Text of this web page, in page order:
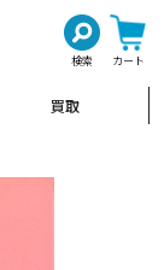
検索 カート
買取